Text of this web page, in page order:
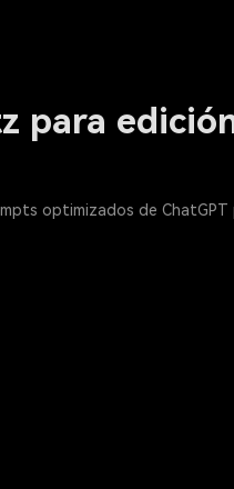
para
optimizados de